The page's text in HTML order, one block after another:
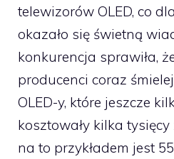
telewizorów OLED, co
okazało się świetną
konkurencja sprawiła,
producenci coraz
OLED-y, które jeszcze
kosztowały kilka tysięcy
na to przykładem jest